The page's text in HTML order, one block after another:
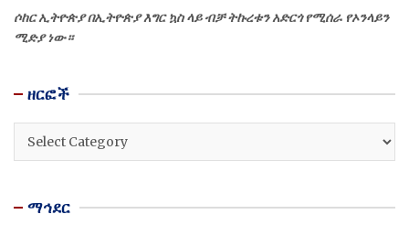
ሶከር ኢትዮጵያ በኢትዮጵያ እግር ኳስ ላይ ብቻ ትኩረቱን አድርጎ የሚሰራ የኦንላይን
ሚድያ ነው።
ዘርፎች
ዘርፎች
ማኅደር